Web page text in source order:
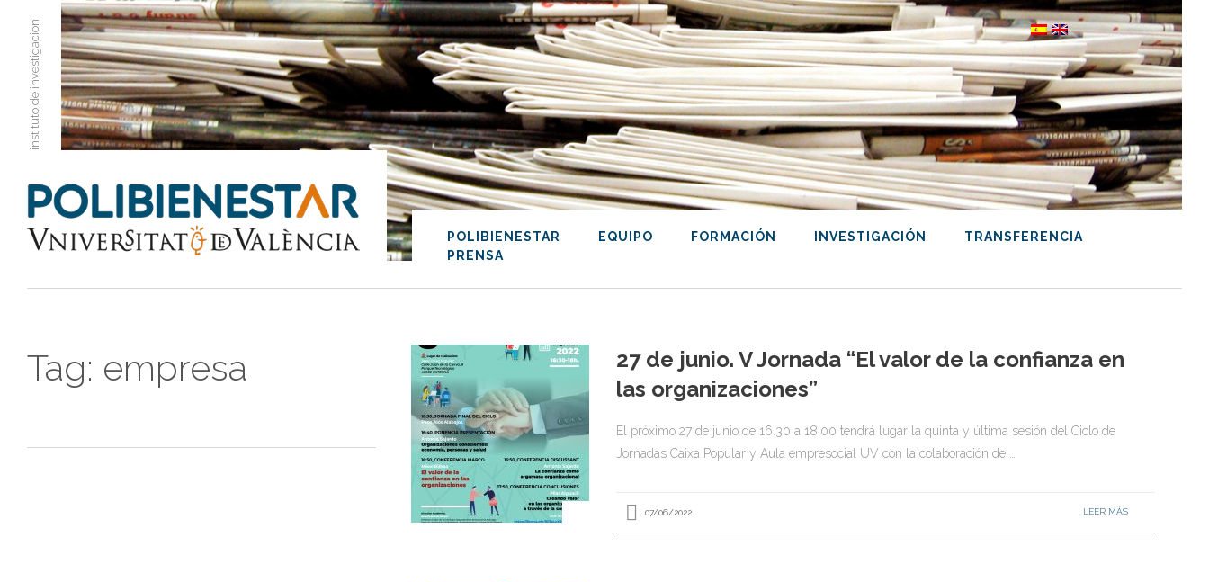
instituto de investigacion
POLIBIENESTAR EQUIPO FORMACIÓN INVESTIGACIÓN
TRANSFERENCIA
PRENSA
Tag: empresa
27 de junio. V Jornada “El valor de la confianza en
las organizaciones”
El próximo 27 de junio de 16.30 a 18.00 tendrá lugar la quinta y última sesión del Ciclo de
Jornadas Caixa Popular y Aula empresocial UV con la colaboración de …
07/06/2022 LEER MÁS